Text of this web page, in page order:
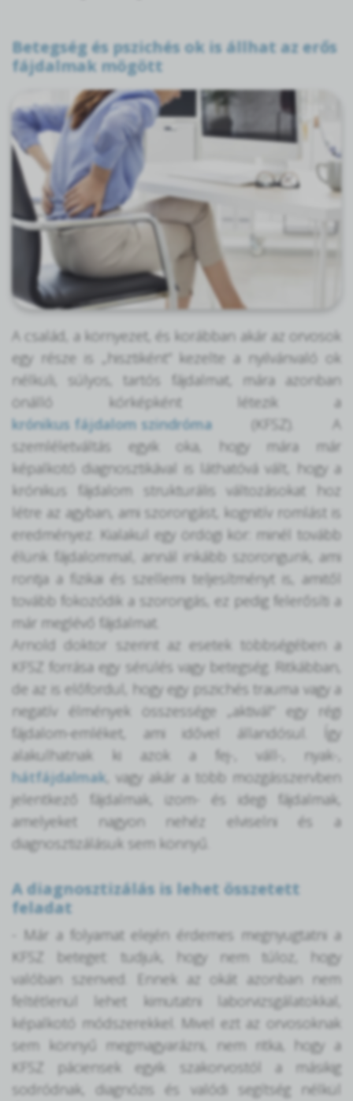
Betegség és pszichés ok is állhat az erős
fájdalmak mögött
A család, a környezet, és korábban akár az orvosok
egy része is „hisztiként” kezelte a nyilvánvaló ok
nélküli, súlyos, tartós fájdalmat, mára azonban
önálló kórképként létezik a
krónikus fájdalom szindróma (KFSZ). A
szemléletváltás egyik oka, hogy mára már
képalkotó diagnosztikával is láthatóvá vált, hogy a
krónikus fájdalom strukturális változásokat hoz
létre az agyban, ami szorongást, kognitív romlást is
eredményez. Kialakul egy ördögi kör: minél tovább
élünk fájdalommal, annál inkább szorongunk, ami
rontja a fizikai és szellemi teljesítményt is, amitől
tovább fokozódik a szorongás, ez pedig felerősíti a
már meglévő fájdalmat.
Arnold doktor szerint az esetek többségében a
KFSZ forrása egy sérülés vagy betegség. Ritkábban,
de az is előfordul, hogy egy pszichés trauma vagy a
negatív élmények összessége „aktivál” egy régi
fájdalom-emléket, ami idővel állandósul. Így
alakulhatnak ki azok a fej-, váll-, nyak-,
hátfájdalmak , vagy akár a több mozgásszervben
jelentkező fájdalmak, izom- és idegi fájdalmak,
amelyeket nagyon nehéz elviselni és a
diagnosztizálásuk sem könnyű.
A diagnosztizálás is lehet összetett
feladat
- Már a folyamat elején érdemes megnyugtatni a
KFSZ beteget: tudjuk, hogy nem túloz, hogy
valóban szenved. Ennek az okát azonban nem
feltétlenül lehet kimutatni laborvizsgálatokkal,
képalkotó módszerekkel. Mivel ezt az orvosoknak
sem könnyű megmagyarázni, nem ritka, hogy a
KFSZ páciensek egyik szakorvostól a másikig
sodródnak, diagnózis és valódi segítség nélkül